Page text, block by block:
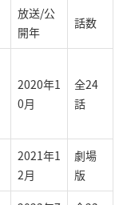
放送/公
開年
話数
2020年1
0月
全24
話
2021年1
2月
劇場
版